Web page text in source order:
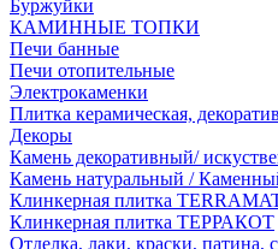
Буржуйки
КАМИННЫЕ ТОПКИ
Печи банные
Печи отопительные
Электрокаменки
Плитка керамическая,
Декоры
Камень декоративный/
Камень натуральный /
Клинкерная плитка
Клинкерная плитка ТЕРРАКОТ
Отделка, лаки, краски, патина,